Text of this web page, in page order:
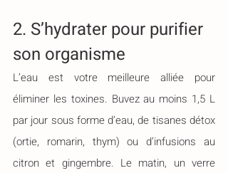
2. S’hydrater pour purifier
son organisme
L’eau est votre meilleure alliée pour
éliminer les toxines. Buvez au moins 1,5 L
par jour sous forme d’eau, de tisanes détox
(ortie, romarin, thym) ou d’infusions au
citron et gingembre. Le matin, un verre